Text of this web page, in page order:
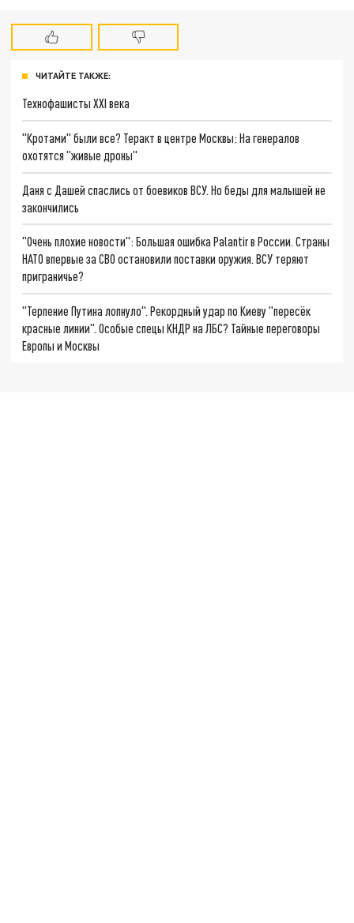
ЧИТАЙТЕ ТАКЖЕ:
Технофашисты XXI века
"Кротами" были все? Теракт в центре Москвы: На генералов
охотятся "живые дроны"
Даня с Дашей спаслись от боевиков ВСУ. Но беды для малышей не
закончились
"Очень плохие новости": Большая ошибка Palantir в России. Страны
НАТО впервые за СВО остановили поставки оружия. ВСУ теряют
приграничье?
"Терпение Путина лопнуло". Рекордный удар по Киеву "пересёк
красные линии". Особые спецы КНДР на ЛБС? Тайные переговоры
Европы и Москвы